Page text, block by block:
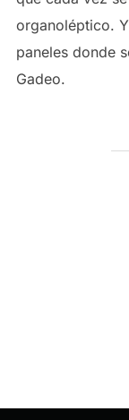
organoléptico.
paneles donde
Gadeo.